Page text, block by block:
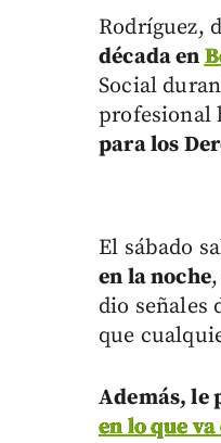
Rodríguez,
década en
Social
profesional
para los
El sábado
en la noche
dio señales
que
Además, le
en lo que va